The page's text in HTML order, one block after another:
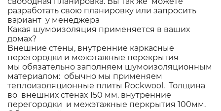
разработать свою планировку или запросить
вариант у менеджера
Какая шумоизоляция применяется в ваших
домах?
Внешние стены, внутренние каркасные
перегородки и межэтажные перекрытия
мы обязательно заполняем шумоизоляционным
материалом: обычно мы применяем
теплоизоляционные плиты Rockwool. Толщина
во внешних стенах 150 мм. внутренние
перегородки и межэтажные перкрытия 100мм.